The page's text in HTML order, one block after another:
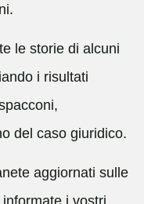
le storie di alcuni
i risultati
del caso giuridico.
aggiornati sulle